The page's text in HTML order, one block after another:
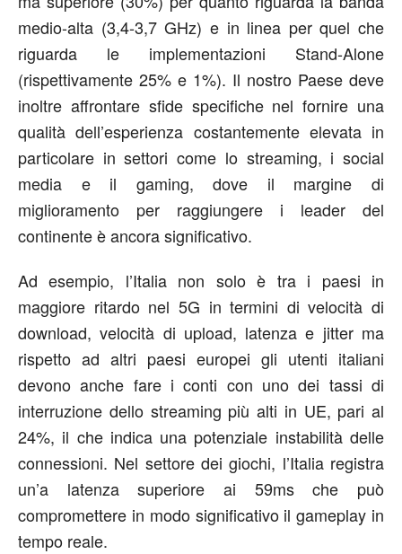
medio-alta (3,4-3,7 GHz) e in linea per quel che
riguarda le implementazioni Stand-Alone
(rispettivamente 25% e 1%). Il nostro Paese deve
inoltre affrontare sfide specifiche nel fornire una
qualità dell’esperienza costantemente elevata in
particolare in settori come lo streaming, i social
media e il gaming, dove il margine di
miglioramento per raggiungere i leader del
continente è ancora significativo.
Ad esempio, l’Italia non solo è tra i paesi in
maggiore ritardo nel 5G in termini di velocità di
download, velocità di upload, latenza e jitter ma
rispetto ad altri paesi europei gli utenti italiani
devono anche fare i conti con uno dei tassi di
interruzione dello streaming più alti in UE, pari al
24%, il che indica una potenziale instabilità delle
connessioni. Nel settore dei giochi, l’Italia registra
un’a latenza superiore ai 59ms che può
compromettere in modo significativo il gameplay in
tempo reale.